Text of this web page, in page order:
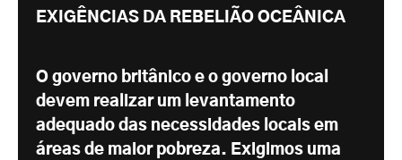
EXIGÊNCIAS DA REBELIÃO OCEÂNICA
O governo britânico e o governo local
devem realizar um levantamento
adequado das necessidades locais em
áreas de maior pobreza. Exigimos uma